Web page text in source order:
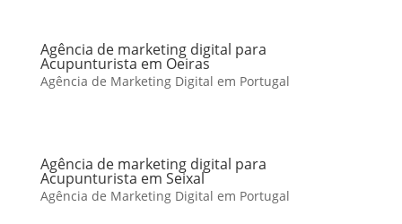
Agência de marketing digital para
Acupunturista em Oeiras
Agência de Marketing Digital em Portugal
Agência de marketing digital para
Acupunturista em Seixal
Agência de Marketing Digital em Portugal